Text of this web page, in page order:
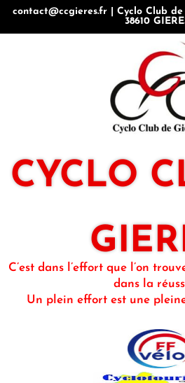
contact@ccgieres.fr | Cyclo Club
38610
CYCLO
C’est dans l’effort que l’on
dans la
Un plein effort est une